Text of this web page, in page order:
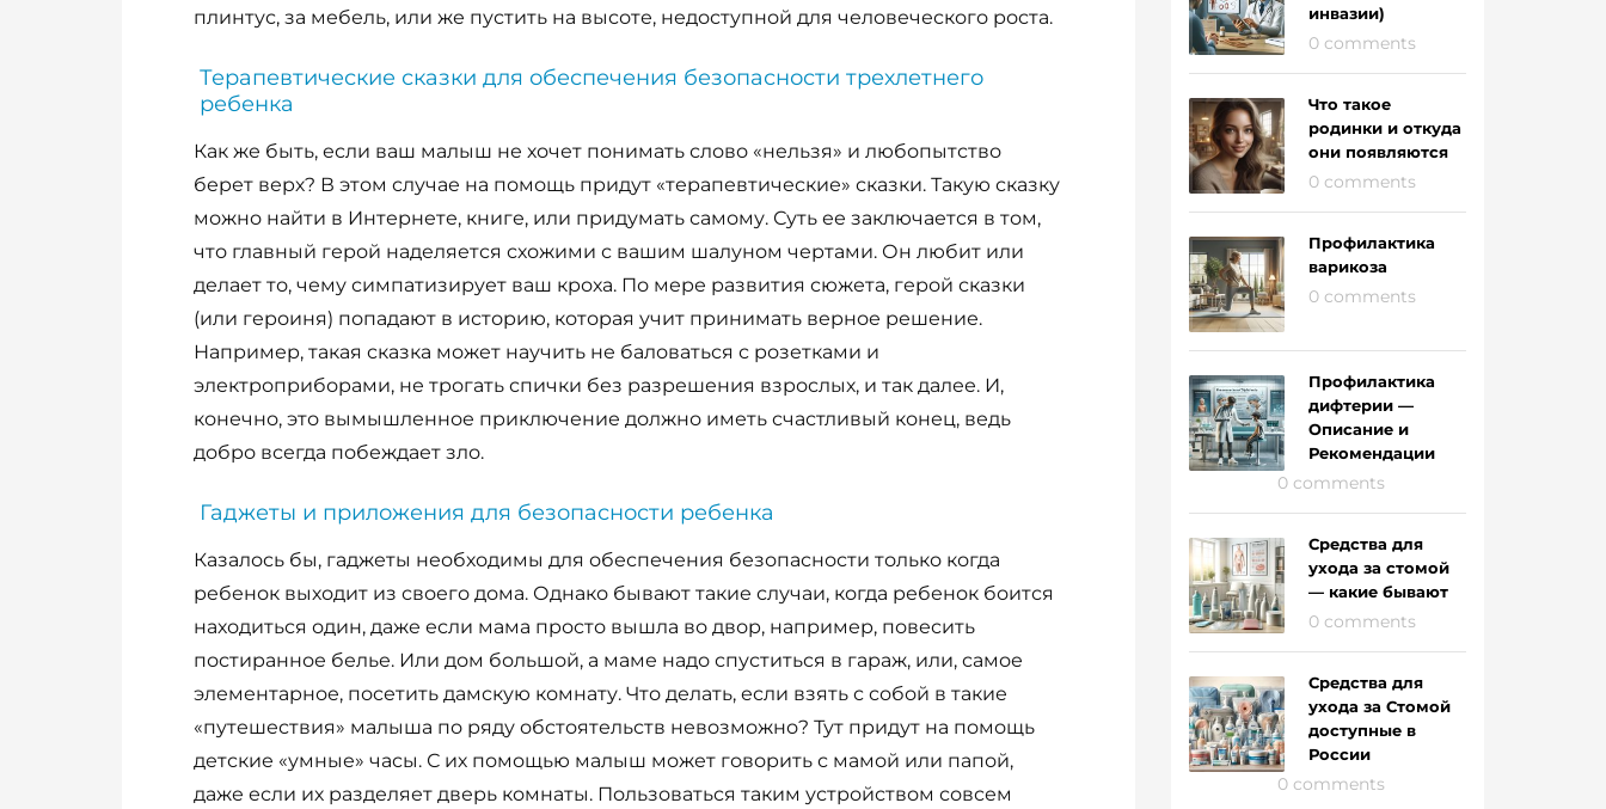
плинтус, за мебель, или же пустить на высоте, недоступной для человеческого роста.
Терапевтические сказки для обеспечения безопасности трехлетнего
ребенка
Как же быть, если ваш малыш не хочет понимать слово «нельзя» и любопытство
берет верх? В этом случае на помощь придут «терапевтические» сказки. Такую сказку
можно найти в Интернете, книге, или придумать самому. Суть ее заключается в том,
что главный герой наделяется схожими с вашим шалуном чертами. Он любит или
делает то, чему симпатизирует ваш кроха. По мере развития сюжета, герой сказки
(или героиня) попадают в историю, которая учит принимать верное решение.
Например, такая сказка может научить не баловаться с розетками и
электроприборами, не трогать спички без разрешения взрослых, и так далее. И,
конечно, это вымышленное приключение должно иметь счастливый конец, ведь
добро всегда побеждает зло.
Гаджеты и приложения для безопасности ребенка
Казалось бы, гаджеты необходимы для обеспечения безопасности только когда
ребенок выходит из своего дома. Однако бывают такие случаи, когда ребенок боится
находиться один, даже если мама просто вышла во двор, например, повесить
постиранное белье. Или дом большой, а маме надо спуститься в гараж, или, самое
элементарное, посетить дамскую комнату. Что делать, если взять с собой в такие
«путешествия» малыша по ряду обстоятельств невозможно? Тут придут на помощь
детские «умные» часы. С их помощью малыш может говорить с мамой или папой,
даже если их разделяет дверь комнаты. Пользоваться таким устройством совсем
инвазии)
0 comments
Что такое
родинки и откуда
они появляются
0 comments
Профилактика
варикоза
0 comments
Профилактика
дифтерии —
Описание и
Рекомендации
0 comments
Средства для
ухода за стомой
— какие бывают
0 comments
Средства для
ухода за Стомой
доступные в
России
0 comments